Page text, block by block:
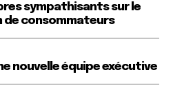
sympathisants sur le
de consommateurs
nouvelle équipe exécutive